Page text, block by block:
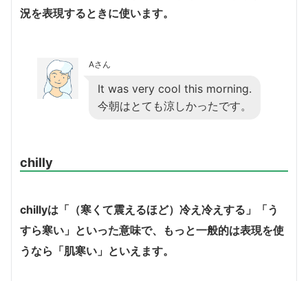
況を表現するときに使います。
Aさん
It was very cool this morning.
今朝はとても涼しかったです。
chilly
chillyは「（寒くて震えるほど）冷え冷えする」「う
すら寒い」といった意味で、もっと一般的は表現を使
うなら「肌寒い」といえます。